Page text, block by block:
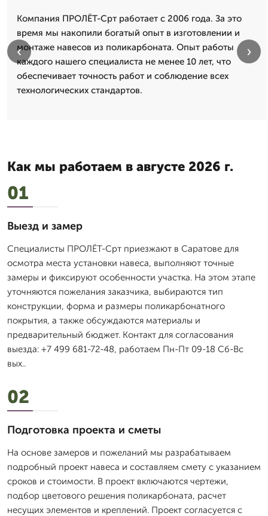
Компания ПРОЛЁТ-Срт работает с 2006 года. За это
время мы накопили богатый опыт в изготовлении и
монтаже навесов из поликарбоната. Опыт работы
каждого нашего специалиста не менее 10 лет, что
обеспечивает точность работ и соблюдение всех
технологических стандартов.
‹ ›
Как мы работаем в августе 2026 г.
01
Выезд и замер
Специалисты ПРОЛЁТ-Срт приезжают в Саратове для
осмотра места установки навеса, выполняют точные
замеры и фиксируют особенности участка. На этом этапе
уточняются пожелания заказчика, выбираются тип
конструкции, форма и размеры поликарбонатного
покрытия, а также обсуждаются материалы и
предварительный бюджет. Контакт для согласования
выезда: +7 499 681-72-48, работаем Пн-Пт 09-18 Сб-Вс
вых..
02
Подготовка проекта и сметы
На основе замеров и пожеланий мы разрабатываем
подробный проект навеса и составляем смету с указанием
сроков и стоимости. В проект включаются чертежи,
подбор цветового решения поликарбоната, расчет
несущих элементов и креплений. Проект согласуется с